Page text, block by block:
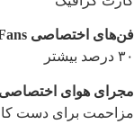
فن‌های اختصاصی Arc Flow Fans نسل سوم:
۳۰ درصد بیشتر
مجرای هوای
مزاحمت برای دست